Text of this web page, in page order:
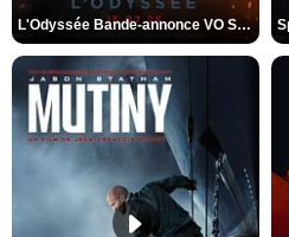
L'Odyssée Bande-annonce VO STFR